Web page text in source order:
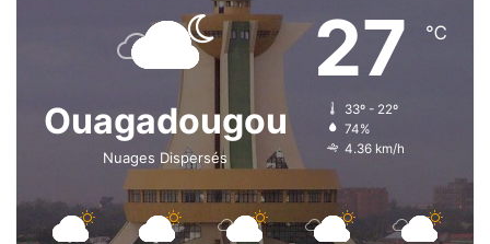
Ouagadougou
Nuages Dispersés
27 ℃
33º - 22º
74%
4.36 km/h